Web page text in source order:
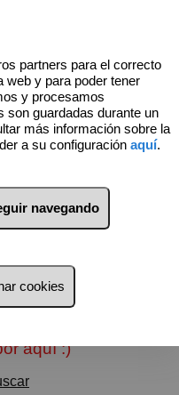
aquí :)
partners para el correcto
web y para poder tener
y procesamos
son guardadas durante un
más información sobre la
a su configuración aquí.
navegando
cookies